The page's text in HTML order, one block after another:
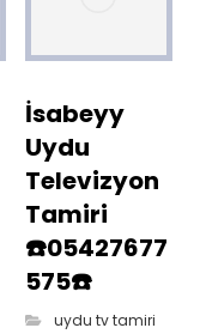
İsabeyy
Uydu
Televizyon
Tamiri
☎️05427677
575☎️
uydu tv tamiri